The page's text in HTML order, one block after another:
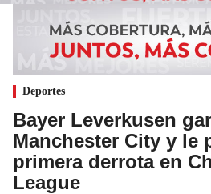
Deportes
Bayer Leverkusen
Manchester City y le
primera derrota en
League